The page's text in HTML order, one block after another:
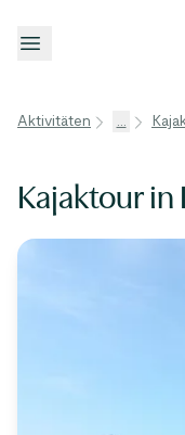
Menü öffnen
Aktivitäten ...
Kajaktour in